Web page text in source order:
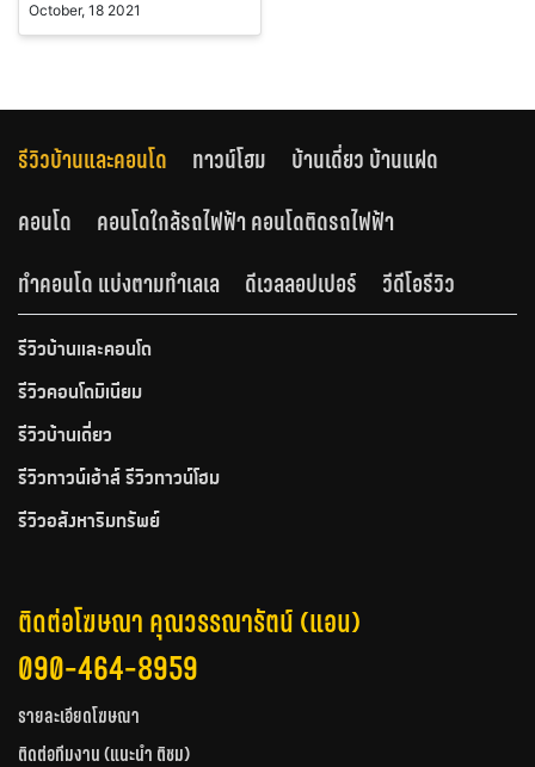
October, 18 2021
รีวิวบ้านและคอนโด ทาวน์โฮม
บ้านเดี่ยว บ้านแฝด
คอนโด
คอนโดใกล้รถไฟฟ้า คอนโดติดรถไฟฟ้า
ทำคอนโด แบ่งตามทำเลเล
ดีเวลลอปเปอร์ วีดีโอรีวิว
รีวิวบ้านและคอนโด
รีวิวคอนโดมิเนียม
รีวิวบ้านเดี่ยว
รีวิวทาวน์เฮ้าส์ รีวิวทาวน์โฮม
รีวิวอสังหาริมทรัพย์
ติดต่อโฆษณา คุณวรรณารัตน์ (แอน)
090-464-8959
รายละเอียดโฆษณา
ติดต่อทีมงาน (แนะนำ ติชม)